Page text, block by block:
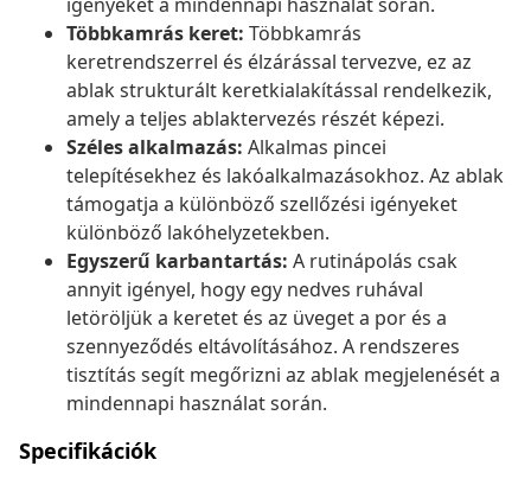
Többkamrás keret: Többkamrás
keretrendszerrel és élzárással tervezve, ez az
ablak strukturált keretkialakítással rendelkezik,
amely a teljes ablaktervezés részét képezi.
Széles alkalmazás: Alkalmas pincei
telepítésekhez és lakóalkalmazásokhoz. Az ablak
támogatja a különböző szellőzési igényeket
különböző lakóhelyzetekben.
Egyszerű karbantartás: A rutinápolás csak
annyit igényel, hogy egy nedves ruhával
letöröljük a keretet és az üveget a por és a
szennyeződés eltávolításához. A rendszeres
tisztítás segít megőrizni az ablak megjelenését a
mindennapi használat során.
Specifikációk